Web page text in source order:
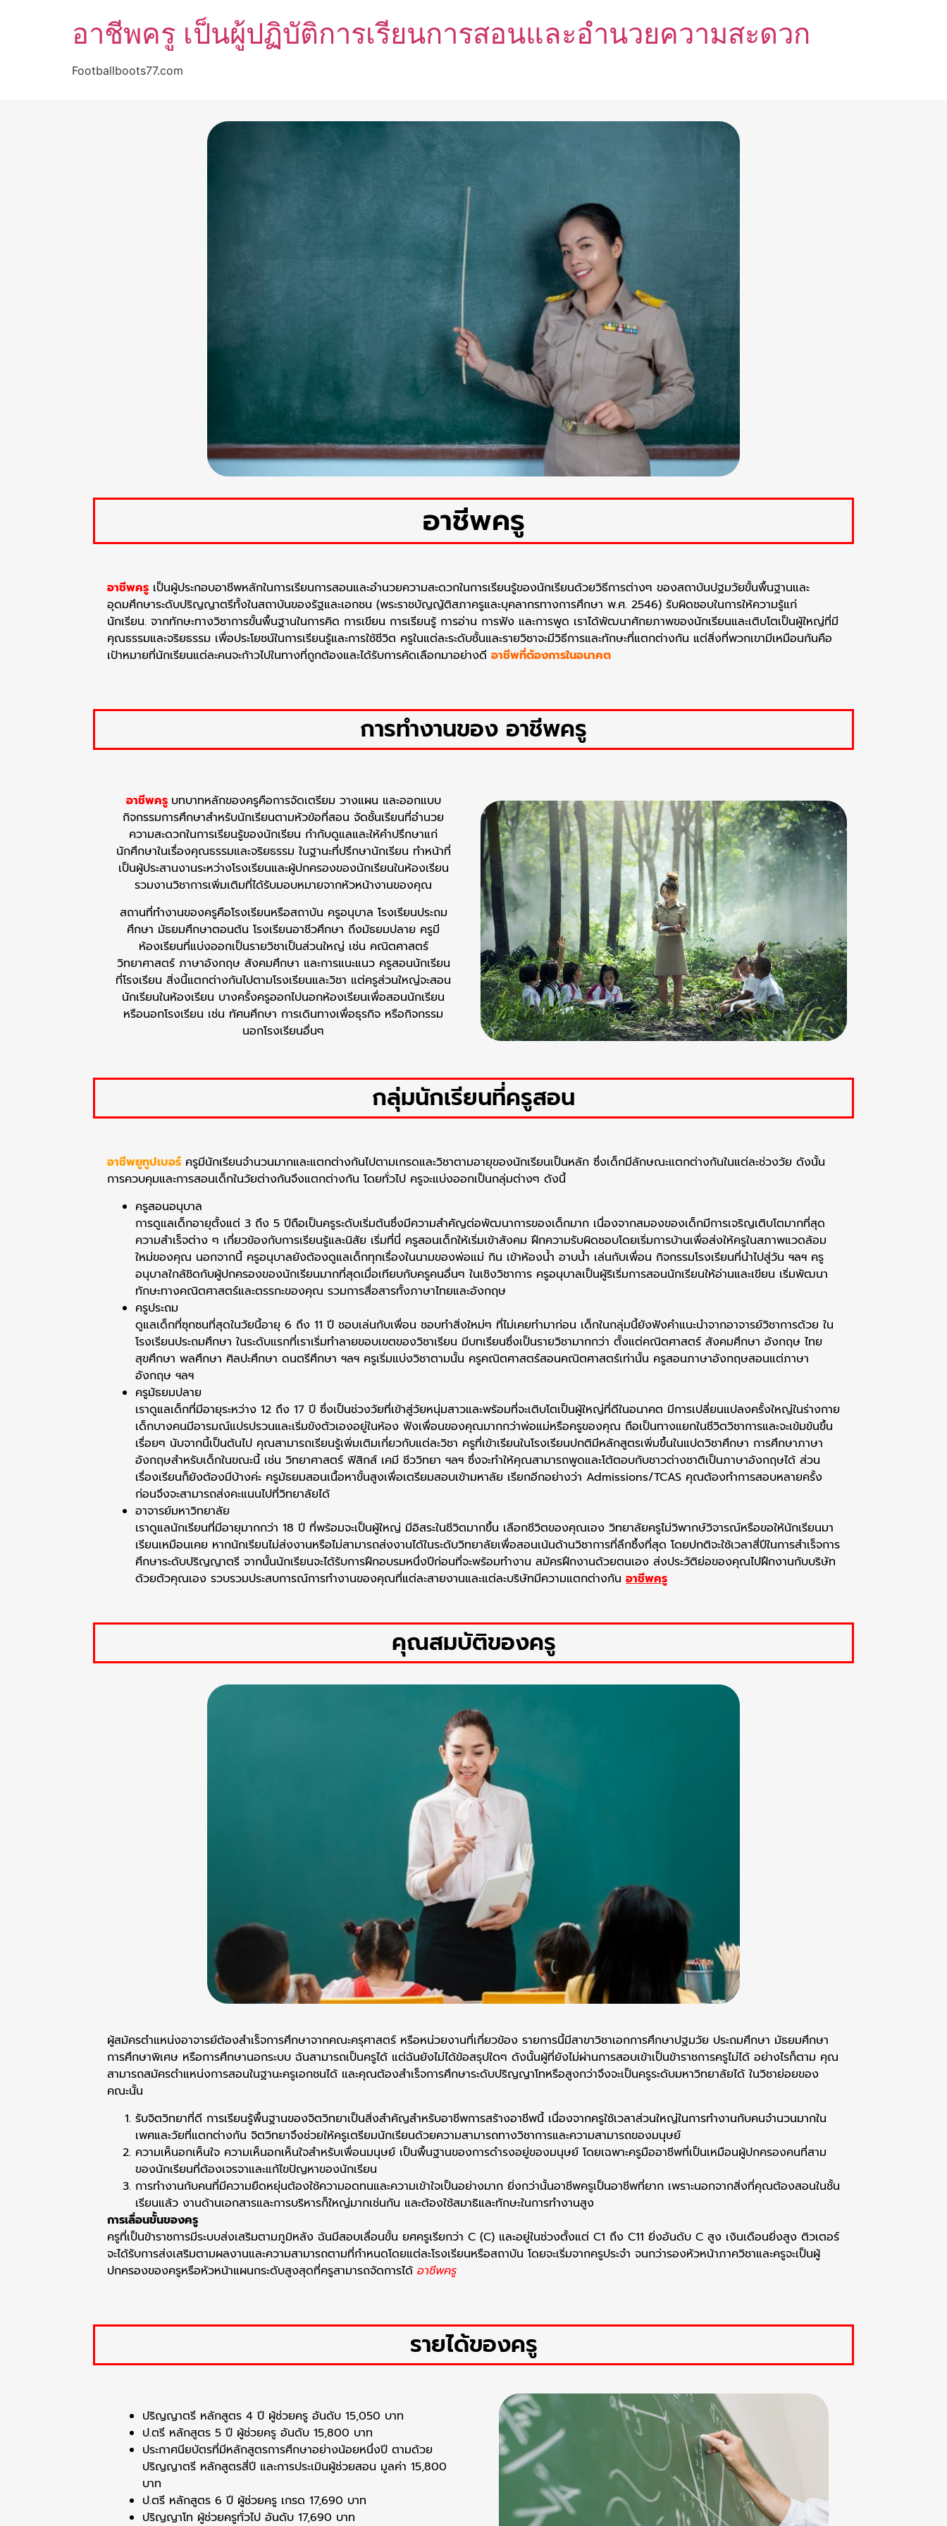
อาชีพครู เป็นผู้ปฏิบัติการเรียนการสอนและอำนวยความสะดวก
Footballboots77.com
อาชีพครู
อาชีพครู เป็นผู้ประกอบอาชีพหลักในการเรียนการสอนและอำนวยความสะดวกในการเรียนรู้ของนักเรียนด้วยวิธีการต่างๆ ของสถาบันปฐมวัยขั้นพื้นฐานและ
อุดมศึกษาระดับปริญญาตรีทั้งในสถาบันของรัฐและเอกชน (พระราชบัญญัติสภาครูและบุคลากรทางการศึกษา พ.ศ. 2546) รับผิดชอบในการให้ความรู้แก่
นักเรียน. จากทักษะทางวิชาการขั้นพื้นฐานในการคิด การเขียน การเรียนรู้ การอ่าน การฟัง และการพูด เราได้พัฒนาศักยภาพของนักเรียนและเติบโตเป็นผู้ใหญ่ที่มี
คุณธรรมและจริยธรรม เพื่อประโยชน์ในการเรียนรู้และการใช้ชีวิต ครูในแต่ละระดับชั้นและรายวิชาจะมีวิธีการและทักษะที่แตกต่างกัน แต่สิ่งที่พวกเขามีเหมือนกันคือ
เป้าหมายที่นักเรียนแต่ละคนจะก้าวไปในทางที่ถูกต้องและได้รับการคัดเลือกมาอย่างดี อาชีพที่ต้องการในอนาคต
การทำงานของ อาชีพครู
อาชีพครู บทบาทหลักของครูคือการจัดเตรียม วางแผน และออกแบบ
กิจกรรมการศึกษาสำหรับนักเรียนตามหัวข้อที่สอน จัดชั้นเรียนที่อำนวย
ความสะดวกในการเรียนรู้ของนักเรียน กำกับดูแลและให้คำปรึกษาแก่
นักศึกษาในเรื่องคุณธรรมและจริยธรรม ในฐานะที่ปรึกษานักเรียน ทำหน้าที่
เป็นผู้ประสานงานระหว่างโรงเรียนและผู้ปกครองของนักเรียนในห้องเรียน
รวมงานวิชาการเพิ่มเติมที่ได้รับมอบหมายจากหัวหน้างานของคุณ
สถานที่ทำงานของครูคือโรงเรียนหรือสถาบัน ครูอนุบาล โรงเรียนประถม
ศึกษา มัธยมศึกษาตอนต้น โรงเรียนอาชีวศึกษา ถึงมัธยมปลาย ครูมี
ห้องเรียนที่แบ่งออกเป็นรายวิชาเป็นส่วนใหญ่ เช่น คณิตศาสตร์
วิทยาศาสตร์ ภาษาอังกฤษ สังคมศึกษา และการแนะแนว ครูสอนนักเรียน
ที่โรงเรียน สิ่งนี้แตกต่างกันไปตามโรงเรียนและวิชา แต่ครูส่วนใหญ่จะสอน
นักเรียนในห้องเรียน บางครั้งครูออกไปนอกห้องเรียนเพื่อสอนนักเรียน
หรือนอกโรงเรียน เช่น ทัศนศึกษา การเดินทางเพื่อธุรกิจ หรือกิจกรรม
นอกโรงเรียนอื่นๆ
กลุ่มนักเรียนที่ครูสอน
อาชีพยูทูปเบอร์ ครูมีนักเรียนจำนวนมากและแตกต่างกันไปตามเกรดและวิชาตามอายุของนักเรียนเป็นหลัก ซึ่งเด็กมีลักษณะแตกต่างกันในแต่ละช่วงวัย ดังนั้น
การควบคุมและการสอนเด็กในวัยต่างกันจึงแตกต่างกัน โดยทั่วไป ครูจะแบ่งออกเป็นกลุ่มต่างๆ ดังนี้
ครูสอนอนุบาล
การดูแลเด็กอายุตั้งแต่ 3 ถึง 5 ปีถือเป็นครูระดับเริ่มต้นซึ่งมีความสำคัญต่อพัฒนาการของเด็กมาก เนื่องจากสมองของเด็กมีการเจริญเติบโตมากที่สุด
ความสำเร็จต่าง ๆ เกี่ยวข้องกับการเรียนรู้และนิสัย เริ่มที่นี่ ครูสอนเด็กให้เริ่มเข้าสังคม ฝึกความรับผิดชอบโดยเริ่มการบ้านเพื่อส่งให้ครูในสภาพแวดล้อม
ใหม่ของคุณ นอกจากนี้ ครูอนุบาลยังต้องดูแลเด็กทุกเรื่องในนามของพ่อแม่ กิน เข้าห้องน้ำ อาบน้ำ เล่นกับเพื่อน กิจกรรมโรงเรียนที่นำไปสู่วัน ฯลฯ ครู
อนุบาลใกล้ชิดกับผู้ปกครองของนักเรียนมากที่สุดเมื่อเทียบกับครูคนอื่นๆ ในเชิงวิชาการ ครูอนุบาลเป็นผู้ริเริ่มการสอนนักเรียนให้อ่านและเขียน เริ่มพัฒนา
ทักษะทางคณิตศาสตร์และตรรกะของคุณ รวมการสื่อสารทั้งภาษาไทยและอังกฤษ
ครูประถม
ดูแลเด็กที่ซุกซนที่สุดในวัยนี้อายุ 6 ถึง 11 ปี ชอบเล่นกับเพื่อน ชอบทำสิ่งใหม่ๆ ที่ไม่เคยทำมาก่อน เด็กในกลุ่มนี้ยังฟังคำแนะนำจากอาจารย์วิชาการด้วย ใน
โรงเรียนประถมศึกษา ในระดับแรกที่เราเริ่มทำลายขอบเขตของวิชาเรียน มีบทเรียนซึ่งเป็นรายวิชามากกว่า ตั้งแต่คณิตศาสตร์ สังคมศึกษา อังกฤษ ไทย
สุขศึกษา พลศึกษา ศิลปะศึกษา ดนตรีศึกษา ฯลฯ ครูเริ่มแบ่งวิชาตามนั้น ครูคณิตศาสตร์สอนคณิตศาสตร์เท่านั้น ครูสอนภาษาอังกฤษสอนแต่ภาษา
อังกฤษ ฯลฯ
ครูมัธยมปลาย
เราดูแลเด็กที่มีอายุระหว่าง 12 ถึง 17 ปี ซึ่งเป็นช่วงวัยที่เข้าสู่วัยหนุ่มสาวและพร้อมที่จะเติบโตเป็นผู้ใหญ่ที่ดีในอนาคต มีการเปลี่ยนแปลงครั้งใหญ่ในร่างกาย
เด็กบางคนมีอารมณ์แปรปรวนและเริ่มขังตัวเองอยู่ในห้อง ฟังเพื่อนของคุณมากกว่าพ่อแม่หรือครูของคุณ ถือเป็นทางแยกในชีวิตวิชาการและจะเข้มข้นขึ้น
เรื่อยๆ นับจากนี้เป็นต้นไป คุณสามารถเรียนรู้เพิ่มเติมเกี่ยวกับแต่ละวิชา ครูที่เข้าเรียนในโรงเรียนปกติมีหลักสูตรเพิ่มขึ้นในแปดวิชาศึกษา การศึกษาภาษา
อังกฤษสำหรับเด็กในขณะนี้ เช่น วิทยาศาสตร์ ฟิสิกส์ เคมี ชีววิทยา ฯลฯ ซึ่งจะทำให้คุณสามารถพูดและโต้ตอบกับชาวต่างชาติเป็นภาษาอังกฤษได้ ส่วน
เรื่องเรียนก็ยังต้องมีบ้างค่ะ ครูมัธยมสอนเนื้อหาขั้นสูงเพื่อเตรียมสอบเข้ามหาลัย เรียกอีกอย่างว่า Admissions/TCAS คุณต้องทำการสอบหลายครั้ง
ก่อนจึงจะสามารถส่งคะแนนไปที่วิทยาลัยได้
อาจารย์มหาวิทยาลัย
เราดูแลนักเรียนที่มีอายุมากกว่า 18 ปี ที่พร้อมจะเป็นผู้ใหญ่ มีอิสระในชีวิตมากขึ้น เลือกชีวิตของคุณเอง วิทยาลัยครูไม่วิพากษ์วิจารณ์หรือขอให้นักเรียนมา
เรียนเหมือนเคย หากนักเรียนไม่ส่งงานหรือไม่สามารถส่งงานได้ในระดับวิทยาลัยเพื่อสอนเน้นด้านวิชาการที่ลึกซึ้งที่สุด โดยปกติจะใช้เวลาสี่ปีในการสำเร็จการ
ศึกษาระดับปริญญาตรี จากนั้นนักเรียนจะได้รับการฝึกอบรมหนึ่งปีก่อนที่จะพร้อมทำงาน สมัครฝึกงานด้วยตนเอง ส่งประวัติย่อของคุณไปฝึกงานกับบริษัท
ด้วยตัวคุณเอง รวบรวมประสบการณ์การทำงานของคุณที่แต่ละสายงานและแต่ละบริษัทมีความแตกต่างกัน อาชีพครู
คุณสมบัติของครู
ผู้สมัครตำแหน่งอาจารย์ต้องสำเร็จการศึกษาจากคณะครุศาสตร์ หรือหน่วยงานที่เกี่ยวข้อง รายการนี้มีสาขาวิชาเอกการศึกษาปฐมวัย ประถมศึกษา มัธยมศึกษา
การศึกษาพิเศษ หรือการศึกษานอกระบบ ฉันสามารถเป็นครูได้ แต่ฉันยังไม่ได้ข้อสรุปใดๆ ดังนั้นผู้ที่ยังไม่ผ่านการสอบเข้าเป็นข้าราชการครูไม่ได้ อย่างไรก็ตาม คุณ
สามารถสมัครตำแหน่งการสอนในฐานะครูเอกชนได้ และคุณต้องสำเร็จการศึกษาระดับปริญญาโทหรือสูงกว่าจึงจะเป็นครูระดับมหาวิทยาลัยได้ ในวิชาย่อยของ
คณะนั้น
รับจิตวิทยาที่ดี การเรียนรู้พื้นฐานของจิตวิทยาเป็นสิ่งสำคัญสำหรับอาชีพการสร้างอาชีพนี้ เนื่องจากครูใช้เวลาส่วนใหญ่ในการทำงานกับคนจำนวนมากใน
เพศและวัยที่แตกต่างกัน จิตวิทยาจึงช่วยให้ครูเตรียมนักเรียนด้วยความสามารถทางวิชาการและความสามารถของมนุษย์
ความเห็นอกเห็นใจ ความเห็นอกเห็นใจสำหรับเพื่อนมนุษย์ เป็นพื้นฐานของการดำรงอยู่ของมนุษย์ โดยเฉพาะครูมืออาชีพที่เป็นเหมือนผู้ปกครองคนที่สาม
ของนักเรียนที่ต้องเจรจาและแก้ไขปัญหาของนักเรียน
การทำงานกับคนที่มีความยืดหยุ่นต้องใช้ความอดทนและความเข้าใจเป็นอย่างมาก ยิ่งกว่านั้นอาชีพครูเป็นอาชีพที่ยาก เพราะนอกจากสิ่งที่คุณต้องสอนในชั้น
เรียนแล้ว งานด้านเอกสารและการบริหารก็ใหญ่มากเช่นกัน และต้องใช้สมาธิและทักษะในการทำงานสูง
การเลื่อนขั้นของครู
ครูที่เป็นข้าราชการมีระบบส่งเสริมตามภูมิหลัง ฉันมีสอบเลื่อนขั้น ยศครูเรียกว่า C (C) และอยู่ในช่วงตั้งแต่ C1 ถึง C11 ยิ่งอันดับ C สูง เงินเดือนยิ่งสูง ติวเตอร์
จะได้รับการส่งเสริมตามผลงานและความสามารถตามที่กำหนดโดยแต่ละโรงเรียนหรือสถาบัน โดยจะเริ่มจากครูประจำ จนกว่ารองหัวหน้าภาควิชาและครูจะเป็นผู้
ปกครองของครูหรือหัวหน้าแผนกระดับสูงสุดที่ครูสามารถจัดการได้ อาชีพครู
รายได้ของครู
ปริญญาตรี หลักสูตร 4 ปี ผู้ช่วยครู อันดับ 15,050 บาท
ป.ตรี หลักสูตร 5 ปี ผู้ช่วยครู อันดับ 15,800 บาท
ประกาศนียบัตรที่มีหลักสูตรการศึกษาอย่างน้อยหนึ่งปี ตามด้วย
ปริญญาตรี หลักสูตรสี่ปี และการประเมินผู้ช่วยสอน มูลค่า 15,800
บาท
ป.ตรี หลักสูตร 6 ปี ผู้ช่วยครู เกรด 17,690 บาท
ปริญญาโท ผู้ช่วยครูทั่วไป อันดับ 17,690 บาท